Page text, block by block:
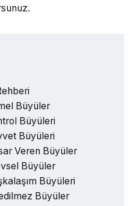
Büyüler
Büyüleri
Büyüleri
Veren Büyüler
Büyüler
Büyüleri
Büyüler